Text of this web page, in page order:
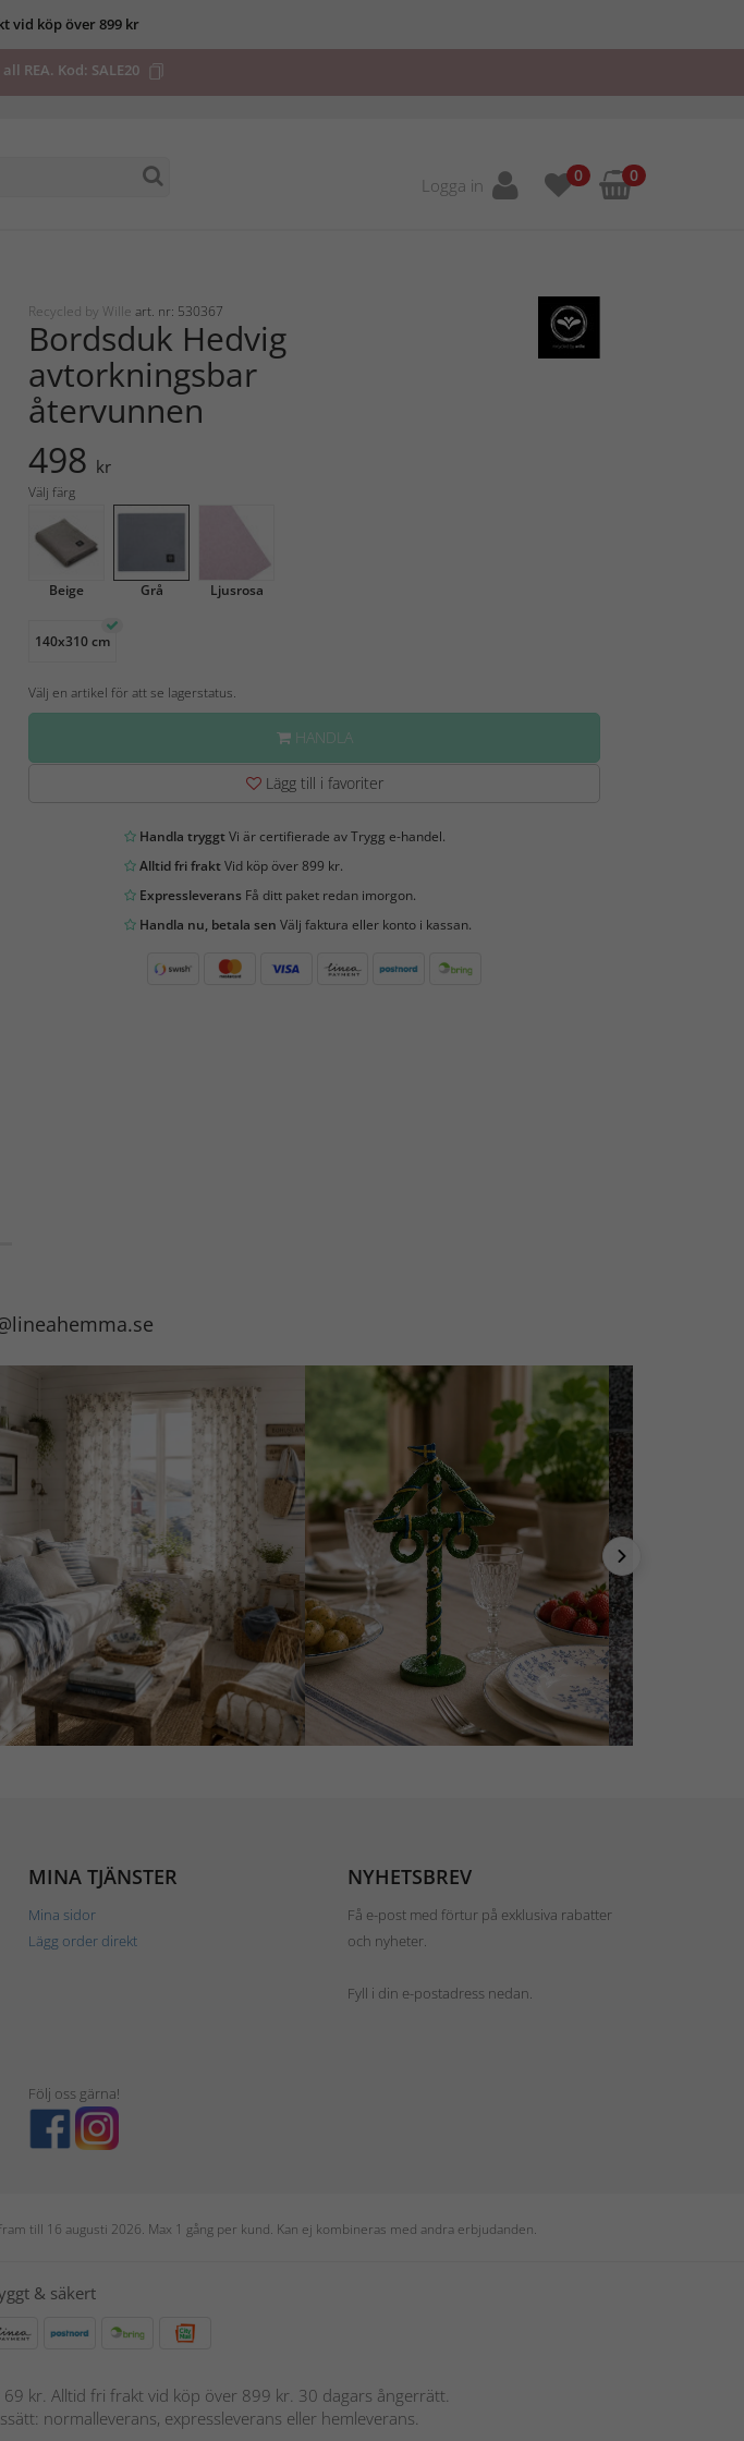
vid köp över 899 kr
REA. Kod: SALE20
Logga in 0 0
Recycled by Wille art. nr: 530367
Bordsduk Hedvig
avtorkningsbar
återvunnen
498 kr
Välj färg
Beige Grå Ljusrosa
140x310 cm
Välj en artikel för att se lagerstatus.
HANDLA
Lägg till i favoriter
Handla tryggtVi är certifierade av Trygg e-handel.
Alltid fri fraktVid köp över 899 kr.
ExpressleveransFå ditt paket redan imorgon.
Handla nu, betala sen Välj faktura eller konto i kassan.
MINA TJÄNSTER
Mina sidor
Lägg order direkt
NYHETSBREV
Få e-post med förtur på exklusiva rabatter
och nyheter.
Fyll i din e-postadress nedan.
Följ oss gärna!
till 16 augusti 2026. Max 1 gång per kund. Kan ej kombineras med andra erbjudanden.
& säkert
kr. Alltid fri frakt vid köp över 899 kr. 30 dagars ångerrätt.
normalleverans, expressleverans eller hemleverans.